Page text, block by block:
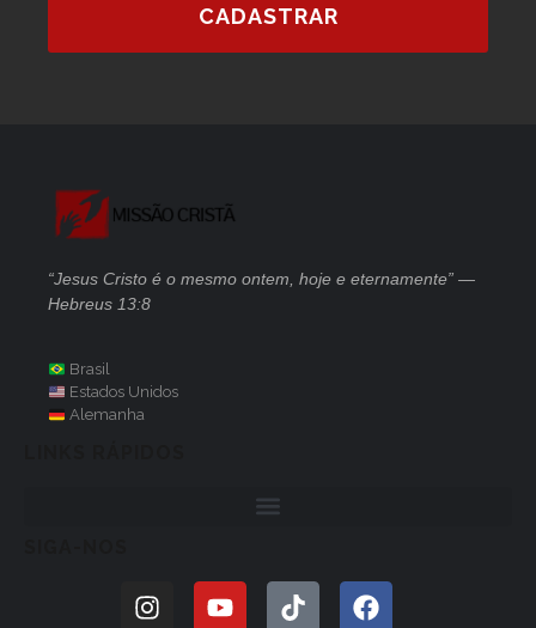
CADASTRAR
“Jesus Cristo é o mesmo ontem, hoje e eternamente” —
Hebreus 13:8
Brasil
Estados Unidos
Alemanha